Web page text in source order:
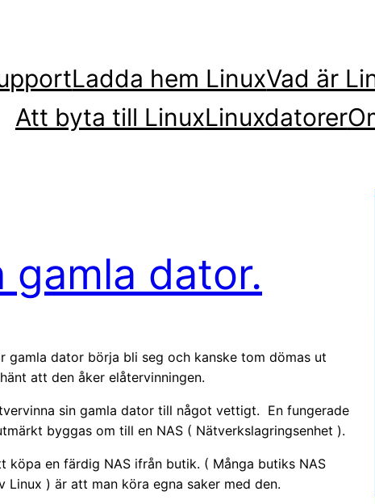
Ladda hem LinuxVad är
Att byta till LinuxLinuxdatorer
gamla dator.
dator börja bli seg och kanske tom dömas ut
att den åker elåtervinningen.
sin gamla dator till något vettigt. En fungerade
byggas om till en NAS ( Nätverkslagringsenhet ).
köpa en färdig NAS ifrån butik. ( Många butiks NAS
) är att man köra egna saker med den.